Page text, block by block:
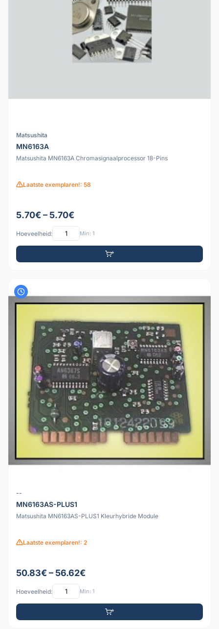
Matsushita
MN6163A
Matsushita MN6163A Chromasignaalprocessor 18-Pins
Laatste exemplaren!: 58
5.70€ – 5.70€
Hoeveelheid: Min: 1
--
MN6163AS-PLUS1
Matsushita MN6163AS-PLUS1 Kleurhybride Module
Laatste exemplaren!: 2
50.83€ – 56.62€
Hoeveelheid: Min: 1